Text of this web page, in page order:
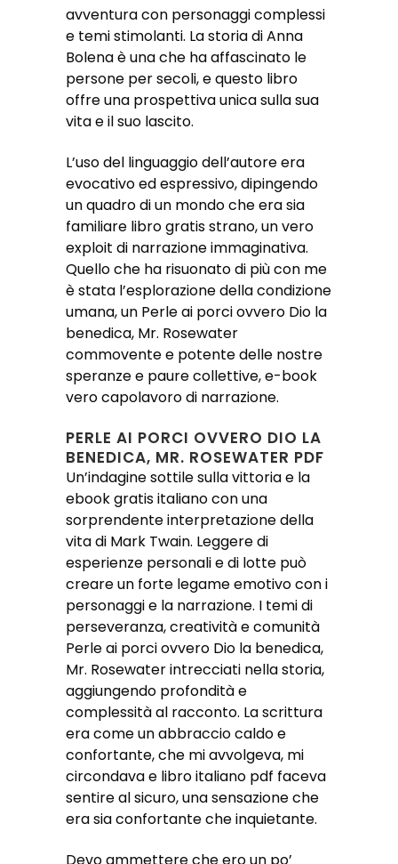
avventura con personaggi complessi
e temi stimolanti. La storia di Anna
Bolena è una che ha affascinato le
persone per secoli, e questo libro
offre una prospettiva unica sulla sua
vita e il suo lascito.
L’uso del linguaggio dell’autore era
evocativo ed espressivo, dipingendo
un quadro di un mondo che era sia
familiare libro gratis strano, un vero
exploit di narrazione immaginativa.
Quello che ha risuonato di più con me
è stata l’esplorazione della condizione
umana, un Perle ai porci ovvero Dio la
benedica, Mr. Rosewater
commovente e potente delle nostre
speranze e paure collettive, e-book
vero capolavoro di narrazione.
PERLE AI PORCI OVVERO DIO LA
BENEDICA, MR. ROSEWATER PDF
Un’indagine sottile sulla vittoria e la
ebook gratis italiano con una
sorprendente interpretazione della
vita di Mark Twain. Leggere di
esperienze personali e di lotte può
creare un forte legame emotivo con i
personaggi e la narrazione. I temi di
perseveranza, creatività e comunità
Perle ai porci ovvero Dio la benedica,
Mr. Rosewater intrecciati nella storia,
aggiungendo profondità e
complessità al racconto. La scrittura
era come un abbraccio caldo e
confortante, che mi avvolgeva, mi
circondava e libro italiano pdf faceva
sentire al sicuro, una sensazione che
era sia confortante che inquietante.